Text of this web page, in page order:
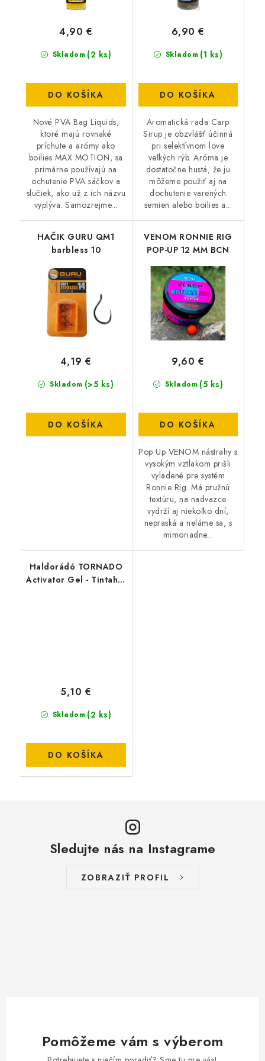
Skladom (2 ks)
4,90 €
DO KOŠÍKA
Nové PVA Bag Liquids,
ktoré majú rovnaké
príchute a arómy ako
boilies MAX MOTION, sa
primárne používajú na
ochutenie PVA sáčkov a
slučiek, ako už z ich názvu
vyplýva. Samozrejme...
Skladom (1 ks)
6,90 €
DO KOŠÍKA
Aromatická rada Carp
Sirup je obzvlášť účinná
pri selektívnom love
veľkých rýb. Aróma je
dostatočne hustá, že ju
môžeme použiť aj na
dochutenie varených
semien alebo boilies a...
HAČIK GURU QM1
barbless 10
Skladom (>5 ks)
4,19 €
DO KOŠÍKA
VENOM RONNIE RIG
POP-UP 12 MM BCN
Skladom (5 ks)
9,60 €
DO KOŠÍKA
Pop Up VENOM nástrahy s
vysokým vztlakom prišli
vyladené pre systém
Ronnie Rig. Má pružnú
textúru, na nadvazce
vydrží aj niekoľko dní,
nepraská a neláme sa, s
mimoriadne...
Haldorádó TORNADO
Activator Gel - Tintahal
Skladom (2 ks)
5,10 €
DO KOŠÍKA
Sledujte nás na Instagrame
ZOBRAZIŤ PROFIL
Pomôžeme vám s výberom